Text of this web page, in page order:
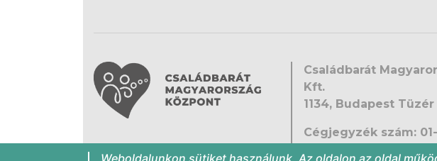
Családbarát
Kft.
1134, Budapest
Cégjegyzék szám:
Weboldalunkon sütiket használunk. Az oldalon az oldal